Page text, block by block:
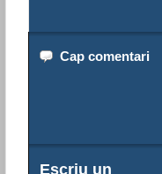
Cap comentari
Escriu un